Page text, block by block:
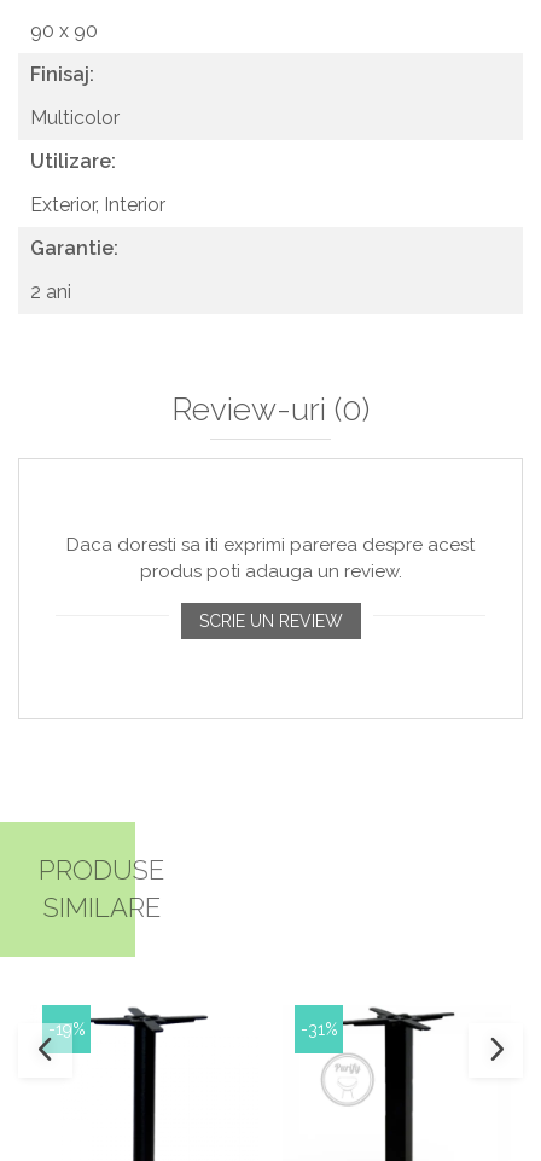
90 x 90
Finisaj:
Multicolor
Utilizare:
Exterior, Interior
Garantie:
2 ani
Review-uri (0)
Daca doresti sa iti exprimi parerea despre acest
produs poti adauga un review.
SCRIE UN REVIEW
PRODUSE
SIMILARE
-19% -31%